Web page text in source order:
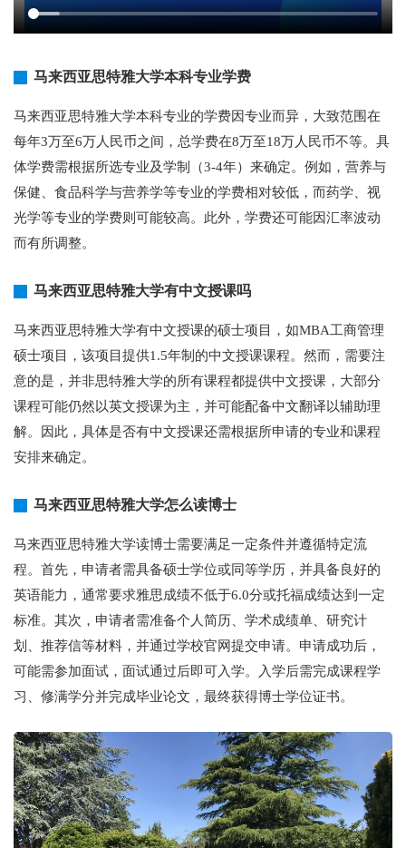
马来西亚思特雅大学本科专业学费
马来西亚思特雅大学本科专业的学费因专业而异，大致范围在
每年3万至6万人民币之间，总学费在8万至18万人民币不等。具
体学费需根据所选专业及学制（3-4年）来确定。例如，营养与
保健、食品科学与营养学等专业的学费相对较低，而药学、视
光学等专业的学费则可能较高。此外，学费还可能因汇率波动
而有所调整。
马来西亚思特雅大学有中文授课吗
马来西亚思特雅大学有中文授课的硕士项目，如MBA工商管理
硕士项目，该项目提供1.5年制的中文授课课程。然而，需要注
意的是，并非思特雅大学的所有课程都提供中文授课，大部分
课程可能仍然以英文授课为主，并可能配备中文翻译以辅助理
解。因此，具体是否有中文授课还需根据所申请的专业和课程
安排来确定。
马来西亚思特雅大学怎么读博士
马来西亚思特雅大学读博士需要满足一定条件并遵循特定流
程。首先，申请者需具备硕士学位或同等学历，并具备良好的
英语能力，通常要求雅思成绩不低于6.0分或托福成绩达到一定
标准。其次，申请者需准备个人简历、学术成绩单、研究计
划、推荐信等材料，并通过学校官网提交申请。申请成功后，
可能需参加面试，面试通过后即可入学。入学后需完成课程学
习、修满学分并完成毕业论文，最终获得博士学位证书。